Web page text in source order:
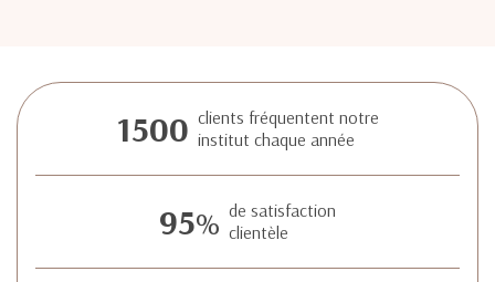
1500 clients fréquentent notre
institut chaque année
95% de satisfaction
clientèle